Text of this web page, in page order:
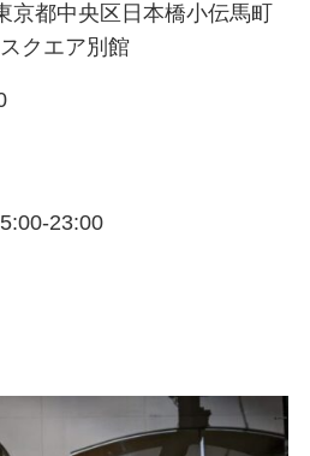
京都中央区日本橋小伝馬町
クエア別館
23:00